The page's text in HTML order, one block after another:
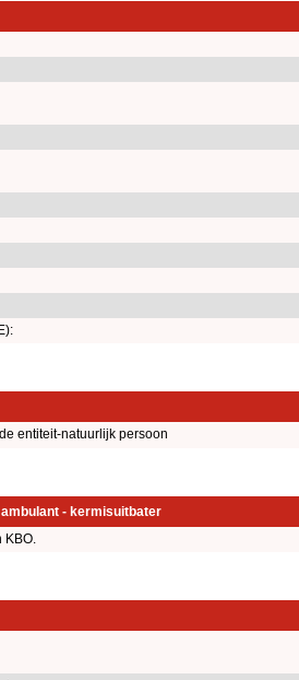
entiteit-natuurlijk persoon
- kermisuitbater
KBO.